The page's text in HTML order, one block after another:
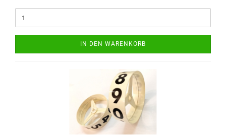
IN DEN WARENKORB